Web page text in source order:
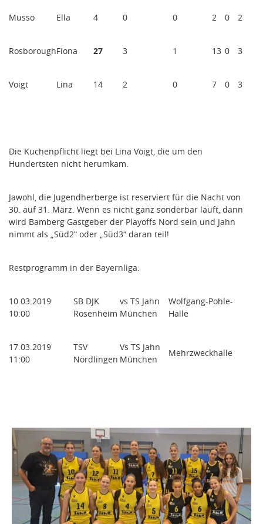
Musso Ella 4 0 0 2 0 2
RosboroughFiona 27 3 1 13 0 3
Voigt Lina 14 2 0 7 0 3
Die Kuchenpflicht liegt bei Lina Voigt, die um den
Hundertsten nicht herumkam.
Jawohl, die Jugendherberge ist reserviert für die Nacht von
30. auf 31. März. Wenn es nicht ganz sonderbar läuft, dann
wird Bamberg Gastgeber der Playoffs Nord sein und Jahn
nimmt als „Süd2“ oder „Süd3“ daran teil!
Restprogramm in der Bayernliga:
10.03.2019
10:00
SB DJK
Rosenheim
vs TS Jahn
München
Wolfgang-Pohle-
Halle
17.03.2019
11:00
TSV
Nördlingen
Vs TS Jahn
München
Mehrzweckhalle